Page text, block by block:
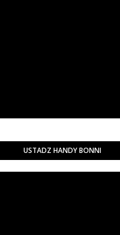
USTADZ HANDY BONNI